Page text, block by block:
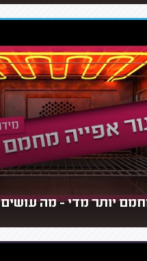
יותר מדי - מה